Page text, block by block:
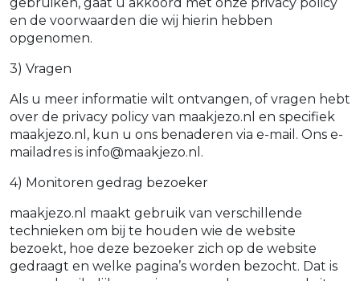
en de voorwaarden die wij hierin hebben
opgenomen.
3) Vragen
Als u meer informatie wilt ontvangen, of vragen hebt
over de privacy policy van maakjezo.nl en specifiek
maakjezo.nl, kun u ons benaderen via e-mail. Ons e-
mailadres is info@maakjezo.nl.
4) Monitoren gedrag bezoeker
maakjezo.nl maakt gebruik van verschillende
technieken om bij te houden wie de website
bezoekt, hoe deze bezoeker zich op de website
gedraagt en welke pagina’s worden bezocht. Dat is